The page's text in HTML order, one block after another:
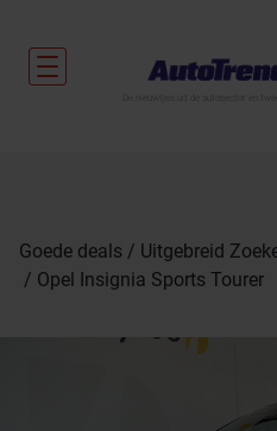
Goede deals
Uitgebreid
Opel Insignia Sports Tourer